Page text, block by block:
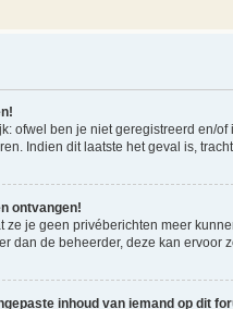
ofwel ben je niet geregistreerd en/
Indien dit laatste het geval is,
ontvangen!
ze je geen privéberichten meer
dan de beheerder, deze kan ervoor
inhoud van iemand op dit